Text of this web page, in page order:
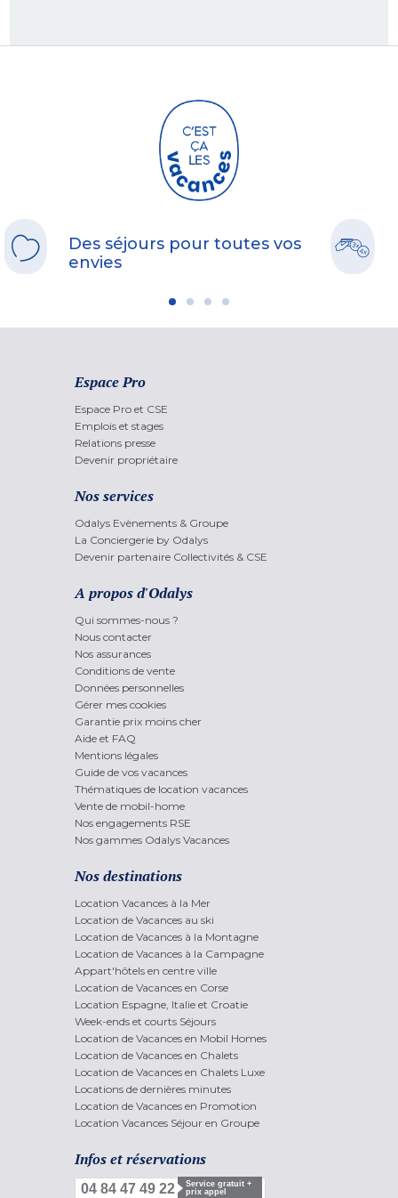
Des séjours pour toutes vos
envies
Espace Pro
Espace Pro et CSE
Emplois et stages
Relations presse
Devenir propriétaire
Nos services
Odalys Evènements & Groupe
La Conciergerie by Odalys
Devenir partenaire Collectivités & CSE
A propos d'Odalys
Qui sommes-nous ?
Nous contacter
Nos assurances
Conditions de vente
Données personnelles
Gérer mes cookies
Garantie prix moins cher
Aide et FAQ
Mentions légales
Guide de vos vacances
Thématiques de location vacances
Vente de mobil-home
Nos engagements RSE
Nos gammes Odalys Vacances
Nos destinations
Location Vacances à la Mer
Location de Vacances au ski
Location de Vacances à la Montagne
Location de Vacances à la Campagne
Appart'hôtels en centre ville
Location de Vacances en Corse
Location Espagne, Italie et Croatie
Week-ends et courts Séjours
Location de Vacances en Mobil Homes
Location de Vacances en Chalets
Location de Vacances en Chalets Luxe
Locations de dernières minutes
Location de Vacances en Promotion
Location Vacances Séjour en Groupe
Infos et réservations
04 84 47 49 22
Service gratuit +
prix appel